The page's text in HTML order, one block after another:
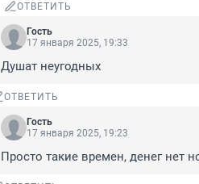
ОТВЕТИТЬ
Гость
17 января 2025, 19:33
Душат неугодных
ОТВЕТИТЬ
Гость
17 января 2025, 19:23
Просто такие времен, денег нет